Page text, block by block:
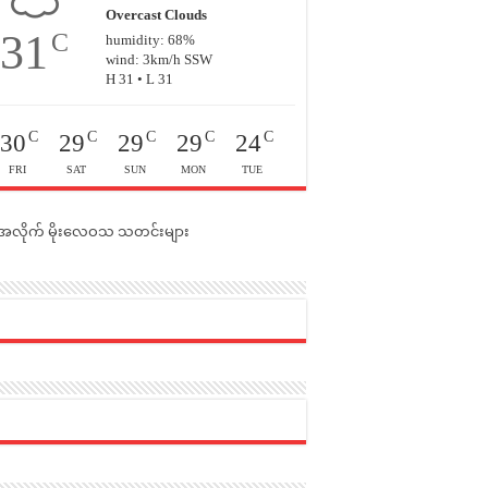
31 C
Overcast Clouds
humidity: 68%
wind: 3km/h SSW
H 31 • L 31
30 C
FRI
29 C
SAT
29 C
SUN
29 C
MON
24C
TUE
လိုက် မိုးလေဝသ သတင်းများ